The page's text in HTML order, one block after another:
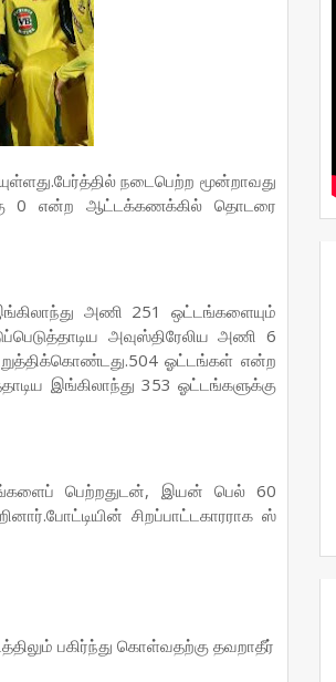
நடைபெற்ற மூன்றாவது
0 என்ற ஆட்டக்கணக்கில் தொடரை
அணி 251 ஒட்டங்களையும்
அவுஸ்திரேலிய அணி 6
ஓட்டங்கள் என்ற
இங்கிலாந்து 353 ஓட்டங்களுக்கு
பெற்றதுடன், இயன் பெல் 60
சிறப்பாட்டகாரராக ஸ்
பகிர்ந்து கொள்வதற்கு தவறாதீர்